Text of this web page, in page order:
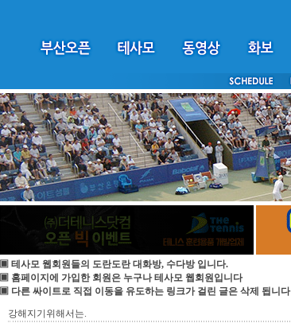
▣ 테사모 웹회원들의 도란도란 대화방, 수다방 입니다.
▣ 홈페이지에 가입한 회원은 누구나 테사모 웹회원입니다
▣ 다른 싸이트로 직접 이동을 유도하는 링크가 걸린 글은 삭제 됩니다
강해지기위해서는.